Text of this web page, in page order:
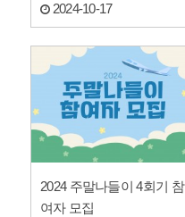
2024-10-17
2024 주말나들이 4회기 참
여자 모집